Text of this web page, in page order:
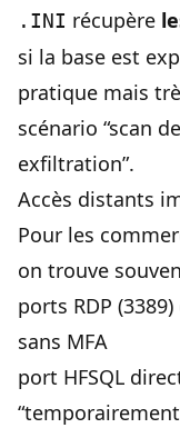
.INI récupère
si la base est
pratique mais
scénario “scan
exfiltration”.
Accès distants
Pour les
on trouve
ports RDP
sans MFA
port HFSQL